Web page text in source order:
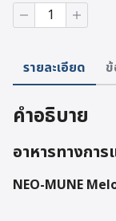
จำนวน
อาหาร
นีโอ-
มูน
เม
400
กรัม
ชิ้น
รายละเอียด
คำอธิบาย
อาหารทางกา
NEO-MUNE